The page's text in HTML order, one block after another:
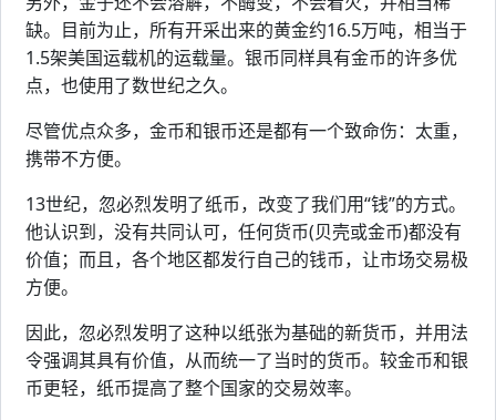
缺。目前为止，所有开采出来的黄金约16.5万吨，相当于
1.5架美国运载机的运载量。银币同样具有金币的许多优
点，也使用了数世纪之久。
尽管优点众多，金币和银币还是都有一个致命伤：太重，
携带不方便。
13世纪，忽必烈发明了纸币，改变了我们用“钱”的方式。
他认识到，没有共同认可，任何货币(贝壳或金币)都没有
价值；而且，各个地区都发行自己的钱币，让市场交易极
方便。
因此，忽必烈发明了这种以纸张为基础的新货币，并用法
令强调其具有价值，从而统一了当时的货币。较金币和银
币更轻，纸币提高了整个国家的交易效率。